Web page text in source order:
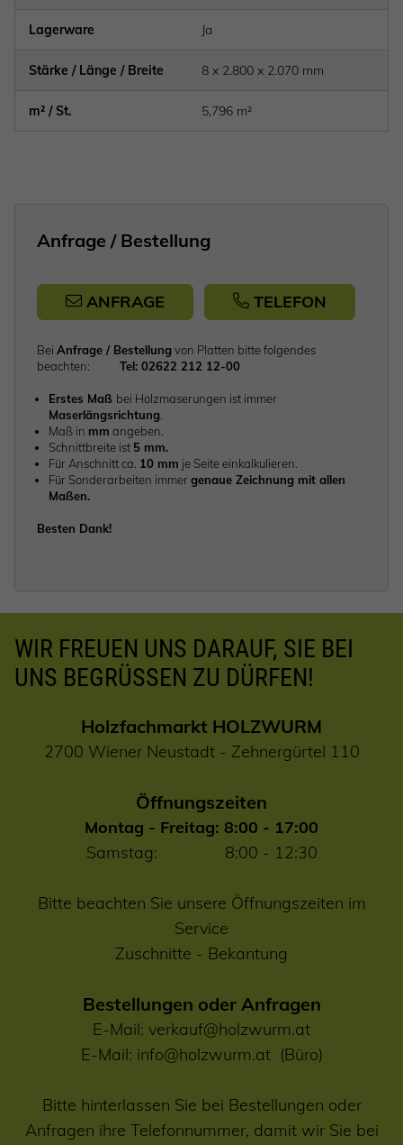
Lagerware Ja
Stärke / Länge / Breite 8 x 2.800 x 2.070 mm
m² / St. 5,796 m²
Anfrage / Bestellung
ANFRAGE TELEFON
Bei Anfrage / Bestellung von Platten bitte folgendes
beachten: Tel: 02622 212 12-00
Erstes Maß bei Holzmaserungen ist immer
Maserlängsrichtung.
Maß in mm angeben.
Schnittbreite ist 5 mm.
Für Anschnitt ca. 10 mm je Seite einkalkulieren.
Für Sonderarbeiten immergenaue Zeichnung mit allen
Maßen.
Besten Dank!
WIR FREUEN UNS DARAUF, SIE BEI
UNS BEGRÜSSEN ZU DÜRFEN!
Holzfachmarkt HOLZWURM
2700 Wiener Neustadt - Zehnergürtel 110
Öffnungszeiten
Montag - Freitag: 8:00 - 17:00
Samstag: 8:00 - 12:30
Bitte beachten Sie unsere Öffnungszeiten im
Service
Zuschnitte - Bekantung
Bestellungen oder Anfragen
E-Mail: verkauf@holzwurm.at
E-Mail: info@holzwurm.at(Büro)
Bitte hinterlassen Sie bei Bestellungen oder
Anfragen ihre Telefonnummer, damit wir Sie bei